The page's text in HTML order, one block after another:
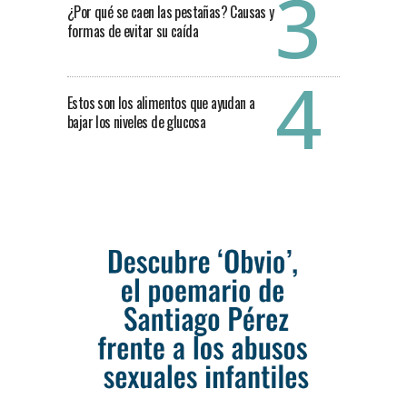
¿Por qué se caen las pestañas? Causas y
formas de evitar su caída
Estos son los alimentos que ayudan a
bajar los niveles de glucosa